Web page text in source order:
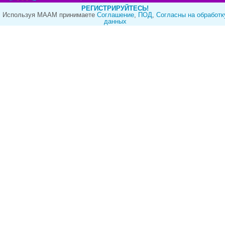
РЕГИСТРИРУЙТЕСЬ!
Используя МААМ принимаете Cоглашение, ПОД, Согласны на
данных